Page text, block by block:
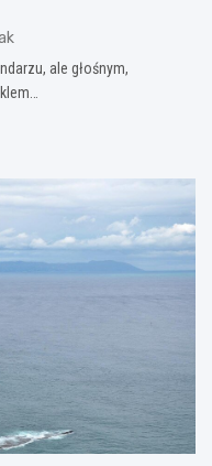
ale głośnym,